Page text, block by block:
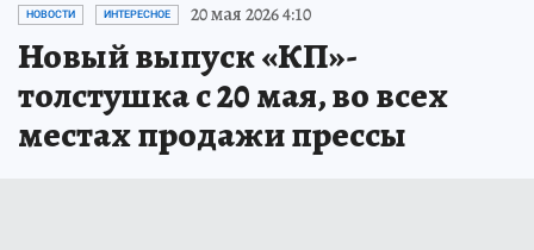
НОВОСТИ ИНТЕРЕСНОЕ 20 мая 2026 4:10
Новый выпуск «КП»-
толстушка с 20 мая, во всех
местах продажи прессы